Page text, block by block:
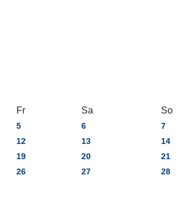
Fr Sa So
5 6
7
12 13
14
19 20
21
26 27
28